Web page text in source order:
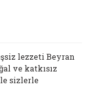
lezzeti Beyran
ve katkısız
sizlerle